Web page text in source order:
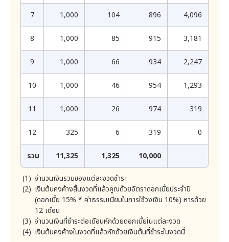
บริษัทข้อมูลเครดิตได้รับจากสมาชิกและผู้ใช้บริการรายอื่น
เชื่อ การทบทวนสินเชื่อ การต่ออายุสัญญาสินเชื่อ การ
บริหารและป้องกันความเสี่ยงตามคำสั่งของธนาคารแห่ง
ประเทศไทยตามกฎหมายว่าด้วยการประกอบธุรกิจข้อมูล
เครดิต หรือเพื่อวัตถุประสงค์ในทางกฎหมายและบริษัท
ข้อมูลเครดิตจะส่งต่อให้กับผู้ใช้บริการ ความยินยอมข้างต้น
หมายความรวมถึง ลูกค้ายินยอมให้บริษัทนำข้อมูลของลูกค้า
ที่ได้รับจากบริษัทข้อมูลเครดิตเฉพาะส่วนที่ไม่สามารถระบุตัว
ปัจจัยหนึ่งในการจัดทำแบบจำลองด้านเครดิต รวมทั้งอาจม
อบหมายให้บุคคลภายนอกใดๆ ดำเนินการดังกล่าวแทนได้
อาจขอให้ลูกค้าลงนามยินยอมหรือให้ความยินยอมดังกล่าวใน
เอกสารแยกต่างหาก
นอกจากนั้นบริษัทอาจใช้ข้อมูลของลูกค้าในการเสนอบริการ/
สินค้าที่บริษัทเห็นว่าเป็นประโยชน์แก่ลูกค้า โดยเมื่อได้รับ
ความยินยอมโดยชัดแจ้งจากลูกค้าแยกต่างหากซึ่งลูกค้ามี
สิทธิปฏิเสธการให้ความยินยอมดังกล่าว ทั้งนี้ลูกค้าจะไม่
เรียกร้องค่าเสียหายหรือค่าทดแทนใดๆ จากบริษัทที่เกิดจาก
การกระทำของบริษัทข้างต้น
บริษัทจะแจ้งผลการพิจารณาคำร้องของลูกค้าและดำเนินการ
ภายใน 90 วันนับแต่วันที่บริษัทได้รับคำร้องดังกล่าว
ในกรณีดังต่อไปนี้ บริษัทอาจจำเป็นต้องปฏิเสธคำร้องขอของ
ลูกค้า เพื่อให้เป็นไปตามกฎหมายที่เกี่ยวข้อง
2) คำร้องขอดังกล่าวไม่สมเหตุสมผล อาทิ กรณีที่ผู้ร้องขอ
ไม่มีสิทธิในการขอเข้าถึงข้อมูลส่วนบุคคล หรือไม่มีข้อมูล
3) คำร้องขอดังกล่าวเป็นคำร้องขอฟุ่มเฟือย อาทิ เป็น
คำร้องขอที่มีลักษณะเดียวกัน หรือ มีเนื้อหาเดียวกันซ้ำๆ กัน
โดยไม่มีเหตุอันสมควร
4) การปฏิบัติตามคำขอนั้นจะส่งผลกระทบที่อาจก่อให้เกิด
ความเสียหายต่อสิทธิและเสรีภาพของบุคคลอื่น อาทิ การ
เปิดเผยข้อมูลนั้นเป็นการเปิดเผยข้อมูลส่วนบุคคลของบุคคล
ที่สามด้วย หรือเป็นการเปิดเผยทรัพย์สินทางปัญญา หรือ
ความลับทางการค้าของบุคคลที่สาม
5) เหตุอื่นตามที่กฎหมายกำหนด อาทิ การปฏิบัติตาม
กฎหมาย การปฏิบัติตามคำสั่งศาล หรือ การยกขึ้นต่อสู้สิทธิ
เรียกร้องตามกฎหมาย
8. กิจกรรมทางการตลาดและการส่งเสริมการตลาด
บริษัทจะส่งข้อมูลเกี่ยวกับกิจกรรมทางการตลาด และการส่ง
เสริมการตลาด ที่เกี่ยวกับการให้บริการของบริษัทที่คิดว่าลูกค้า
7 1,000 104 896 4,096
8 1,000 85 915 3,181
9 1,000 66 934 2,247
10 1,000 46 954 1,293
11 1,000 26 974 319
12 325 6 319 0
รวม 11,325 1,325 10,000
จำนวนเงินรวมของแต่ละงวดชำระ
เงินต้นคงค้างสิ้นงวดที่แล้วคูณด้วยอัตราดอกเบี้ยประจำปี
(ดอกเบี้ย 15% * ค่าธรรมเนียมในการใช้วงเงิน 10%) หารด้วย
12 เดือน
จำนวนเงินที่ชำระต่อเดือนหักด้วยดอกเบี้ยในแต่ละงวด
เงินต้นคงค้างในงวดที่แล้วหักด้วยเงินต้นที่ชำระในงวดนี้